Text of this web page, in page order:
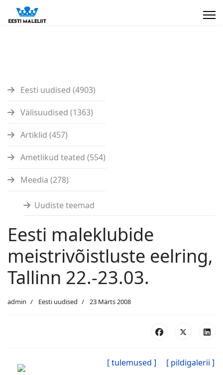
Eesti uudised (4903)
Välisuudised (1363)
Artiklid (457)
Ametlikud teated (554)
Meedia (278)
Uudiste teemad
Eesti maleklubide
meistrivõistluste eelring,
Tallinn 22.-23.03.
admin Eesti uudised 23 Märts 2008
[ tulemused ]
[ pildigalerii ]